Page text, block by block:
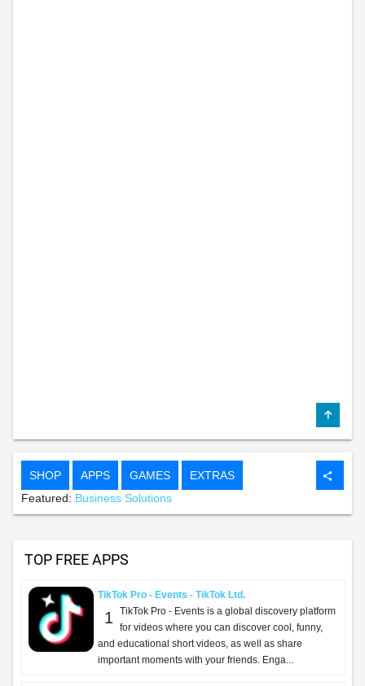
SHOP APPS GAMES EXTRAS share
Featured: Business Solutions
TOP FREE APPS
TikTok Pro - Events - TikTok Ltd.
1
TikTok Pro - Events is a global discovery platform
for videos where you can discover cool, funny,
and educational short videos, as well as share
important moments with your friends. Enga...